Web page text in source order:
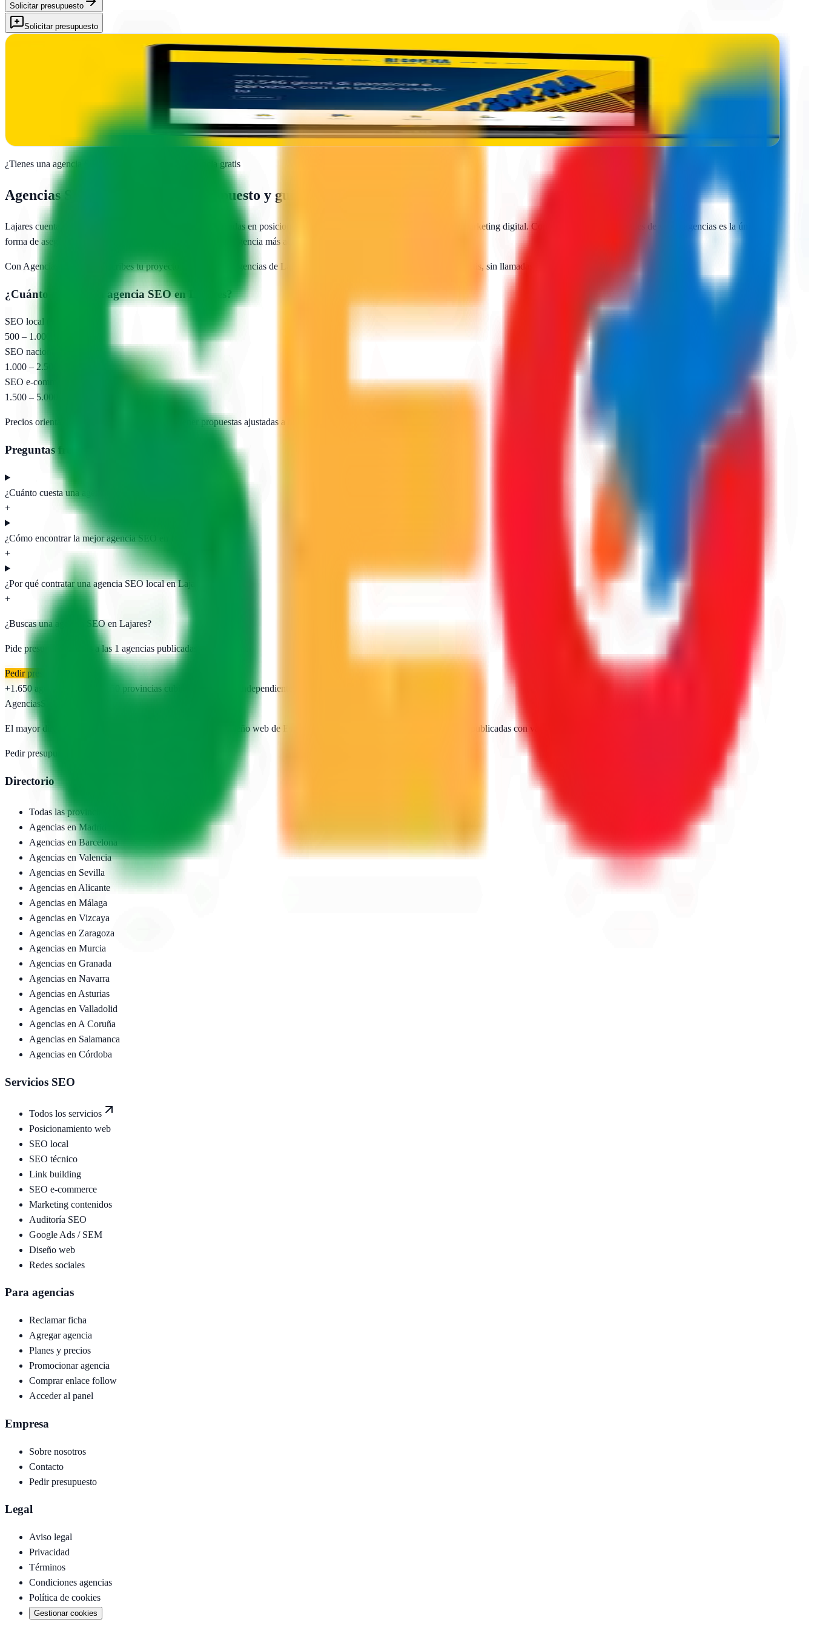
Solicitar presupuesto
Solicitar presupuesto
Panese Think Digital - Diseño Web y Marketing digital
Soluciones web a medida en Lajares. Panese Think Digital transforma tu presencia digital con diseño moderno y estrategia efectiva
Ver ficha
¿Tienes una agencia SEO en Añade tu agencia gratis
Agencias SEO en — Presupuesto y guía de contratación
Lajares cuenta con
especializadas en posicionamiento web local, SEO para e-commerce y marketing digital. Comparar presupuestos reales de varias agencias es la única
forma de asegurarte de que pagas un precio justo y eliges la agencia más adecuada para tu proyecto.
Con AgenciasSEO.com describes tu proyecto una vez y las agencias de Lajares te envían sus propuestas directamente. Gratis, sin llamadas, sin compromiso.
¿Cuánto cuesta una agencia SEO en ?
SEO local (pyme)
500 – 1.000 €/mes
SEO nacional
1.000 – 2.500 €/mes
SEO e-commerce
1.500 – 5.000 €/mes
Precios orientativos. Pide presupuesto para obtener propuestas ajustadas a tu proyecto.
Preguntas frecuentes
¿Cuánto cuesta una agencia SEO en Lajares?
+
¿Cómo encontrar la mejor agencia SEO en Lajares?
+
¿Por qué contratar una agencia SEO local en Lajares?
+
¿Buscas una agencia SEO en Lajares?
Pide presupuesto gratis a las 1 agencias publicadas. Sin registro.
Pedir presupuesto gratis
+1.650 agencias publicadas provincias cubiertas Directorio independiente
AgenciasSEO
El mayor directorio de agencias SEO, marketing digital y diseño web de España. Encuentra, compara y contacta agencias publicadas con valoraciones reales de Google.
Pedir presupuesto →
Directorio
Todas las provincias
Agencias enMadrid
Agencias en Barcelona
Agencias enValencia
Agencias en Sevilla
Agencias en Alicante
Agencias en Málaga
Agencias en Vizcaya
Agencias en Zaragoza
Agencias en Murcia
Agencias en Granada
Agencias en Navarra
Agencias en Asturias
Agencias en Valladolid
Agencias en A Coruña
Agencias en Salamanca
Agencias en Córdoba
Servicios SEO
Todos los servicios
Posicionamiento web
SEO local
SEO técnico
Link building
SEO e-commerce
Marketing contenidos
Auditoría SEO
Google Ads / SEM
Diseño web
Redes sociales
Para agencias
Reclamar ficha
Agregar agencia
Planes y precios
Promocionar agencia
Comprar enlace follow
Acceder al panel
Empresa
Sobre nosotros
Contacto
Pedir presupuesto
Legal
Aviso legal
Privacidad
Términos
Condiciones agencias
Política de cookies
Gestionar cookies